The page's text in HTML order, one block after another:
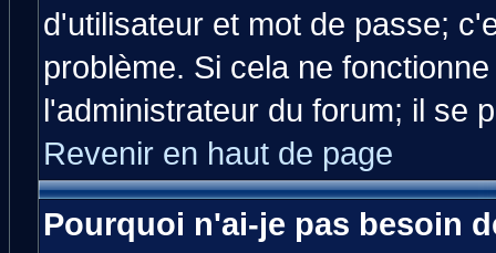
d'utilisateur et mot de passe;
problème. Si cela ne
l'administrateur du forum; il se
Revenir en haut de page
Pourquoi n'ai-je pas besoin